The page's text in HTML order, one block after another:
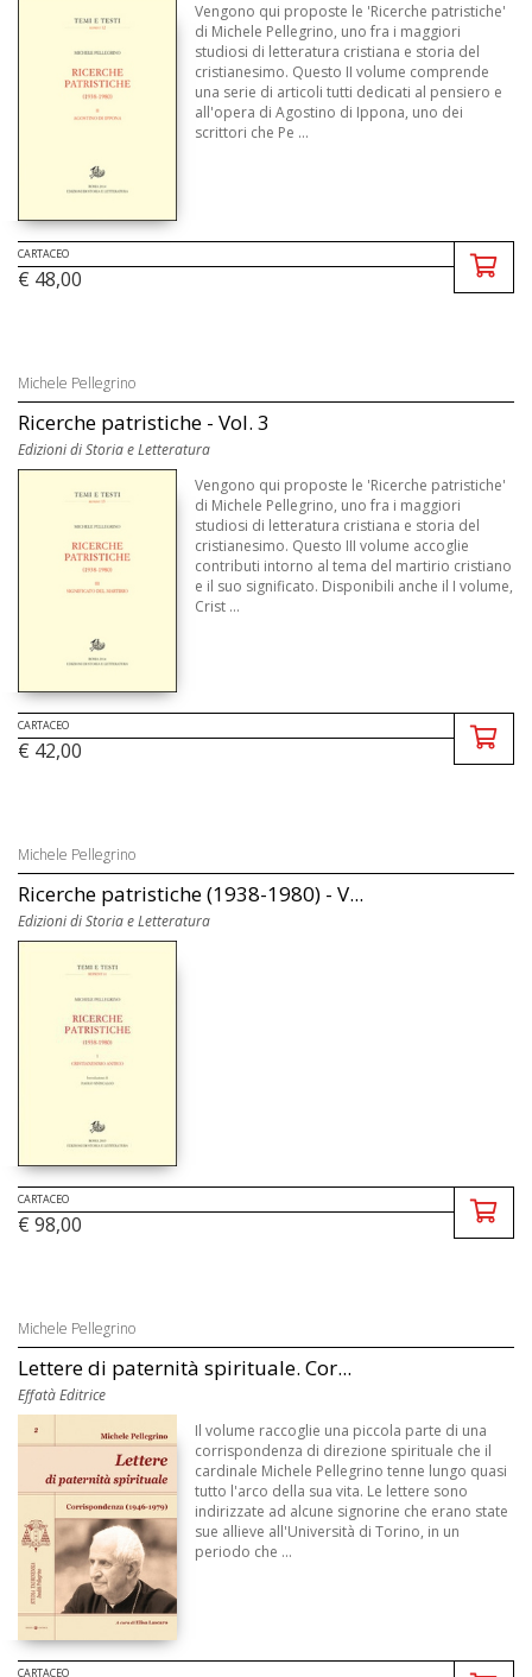
Vengono qui proposte le 'Ricerche patristiche'
di Michele Pellegrino, uno fra i maggiori
studiosi di letteratura cristiana e storia del
cristianesimo. Questo II volume comprende
una serie di articoli tutti dedicati al pensiero e
all'opera di Agostino di Ippona, uno dei
scrittori che Pe ...
CARTACEO
€ 48,00
Michele Pellegrino
Ricerche patristiche - Vol. 3
Edizioni di Storia e Letteratura
Vengono qui proposte le 'Ricerche patristiche'
di Michele Pellegrino, uno fra i maggiori
studiosi di letteratura cristiana e storia del
cristianesimo. Questo III volume accoglie
contributi intorno al tema del martirio cristiano
e il suo significato. Disponibili anche il I volume,
Crist ...
CARTACEO
€ 42,00
Michele Pellegrino
Ricerche patristiche (1938-1980) - V...
Edizioni di Storia e Letteratura
CARTACEO
€ 98,00
Michele Pellegrino
Lettere di paternità spirituale. Cor...
Effatà Editrice
Il volume raccoglie una piccola parte di una
corrispondenza di direzione spirituale che il
cardinale Michele Pellegrino tenne lungo quasi
tutto l'arco della sua vita. Le lettere sono
indirizzate ad alcune signorine che erano state
sue allieve all'Università di Torino, in un
periodo che ...
CARTACEO